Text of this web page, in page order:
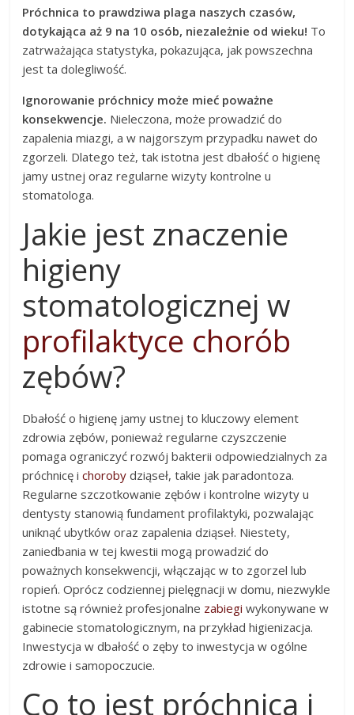
Próchnica to prawdziwa plaga naszych czasów,
dotykająca aż 9 na 10 osób, niezależnie od wieku! To
zatrważająca statystyka, pokazująca, jak powszechna
jest ta dolegliwość.
Ignorowanie próchnicy może mieć poważne
konsekwencje. Nieleczona, może prowadzić do
zapalenia miazgi, a w najgorszym przypadku nawet do
zgorzeli. Dlatego też, tak istotna jest dbałość o higienę
jamy ustnej oraz regularne wizyty kontrolne u
stomatologa.
Jakie jest znaczenie
higieny
stomatologicznej w
profilaktyce chorób
zębów?
Dbałość o higienę jamy ustnej to kluczowy element
zdrowia zębów, ponieważ regularne czyszczenie
pomaga ograniczyć rozwój bakterii odpowiedzialnych za
próchnicę ichoroby dziąseł, takie jak paradontoza.
Regularne szczotkowanie zębów i kontrolne wizyty u
dentysty stanowią fundament profilaktyki, pozwalając
uniknąć ubytków oraz zapalenia dziąseł. Niestety,
zaniedbania w tej kwestii mogą prowadzić do
poważnych konsekwencji, włączając w to zgorzel lub
ropień. Oprócz codziennej pielęgnacji w domu, niezwykle
istotne są również profesjonalne zabiegi wykonywane w
gabinecie stomatologicznym, na przykład higienizacja.
Inwestycja w dbałość o zęby to inwestycja w ogólne
zdrowie i samopoczucie.
Co to jest próchnica i